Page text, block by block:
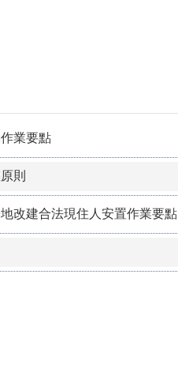
業要點
則
改建合法現住人安置作業要點